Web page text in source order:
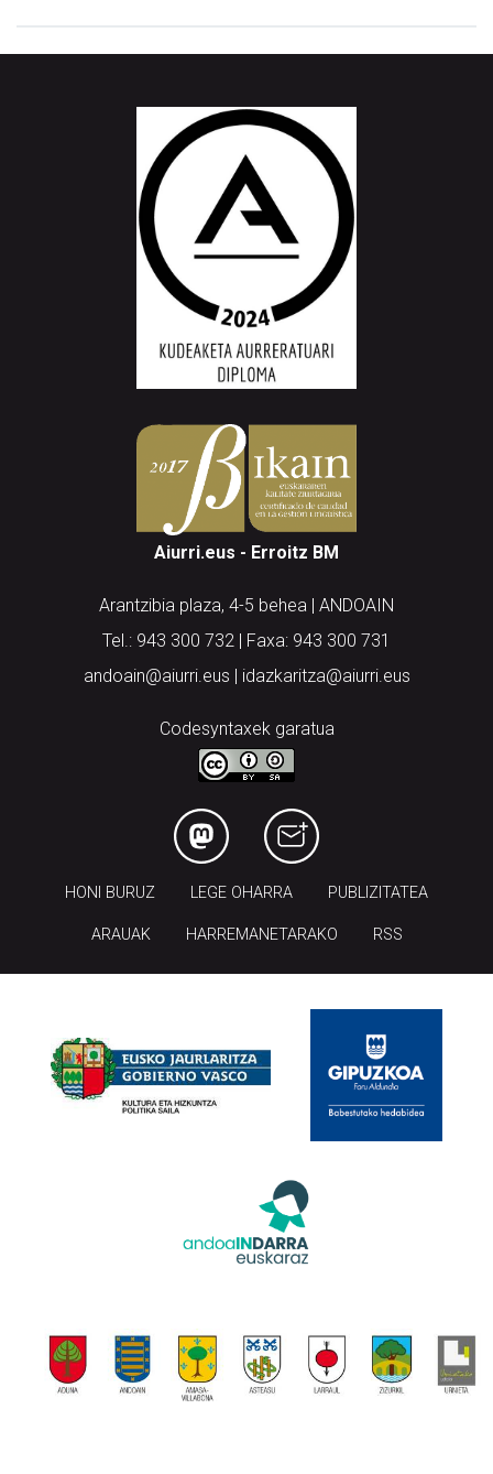
Aiurri.eus - Erroitz BM
Arantzibia plaza, 4-5 behea | ANDOAIN
Tel.: 943 300 732 | Faxa: 943 300 731
andoain@aiurri.eus | idazkaritza@aiurri.eus
Codesyntaxek garatua
HONI BURUZ LEGE OHARRA PUBLIZITATEA
ARAUAK HARREMANETARAKO RSS